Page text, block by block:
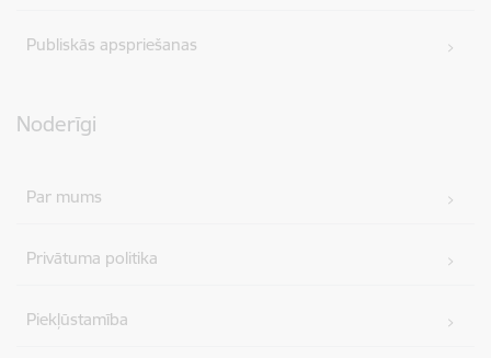
Publiskās apspriešanas
Noderīgi
Par mums
Privātuma politika
Piekļūstamība